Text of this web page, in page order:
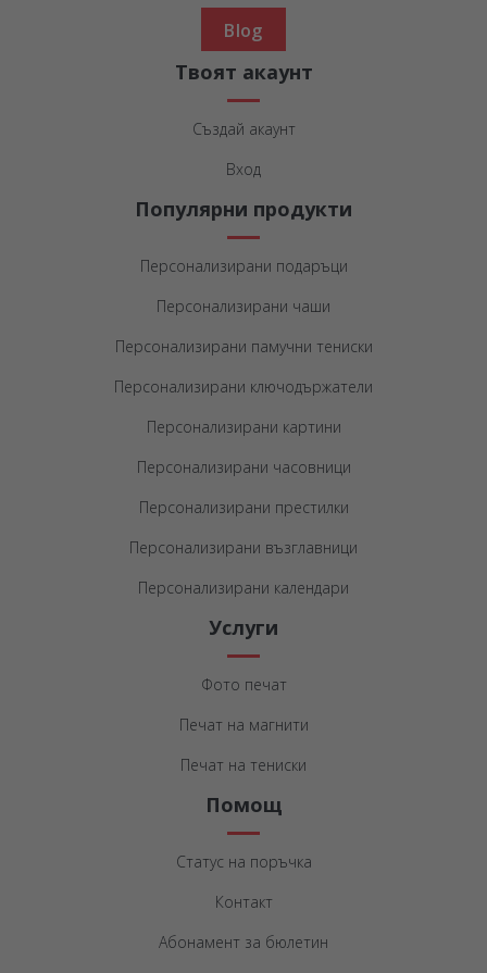
Blog
Твоят акаунт
Създай акаунт
Вход
Популярни продукти
Персонализирани подаръци
Персонализирани чаши
Персонализирани памучни тениски
Персонализирани ключодържатели
Персонализирани картини
Персонализирани часовници
Персонализирани престилки
Персонализирани възглавници
Персонализирани календари
Услуги
Фото печат
Печат на магнити
Печат на тениски
Помощ
Статус на поръчка
Контакт
Абонамент за бюлетин